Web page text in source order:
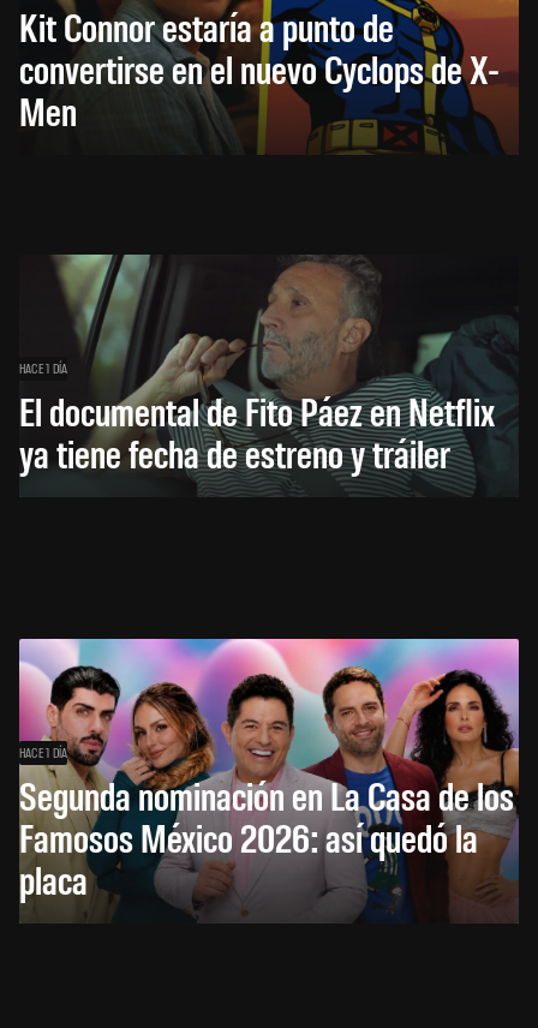
Kit Connor estaría a punto de
convertirse en el nuevo Cyclops de X-
Men
HACE 1 DÍA
El documental de Fito Páez en Netflix
ya tiene fecha de estreno y tráiler
HACE 1 DÍA
Segunda nominación en La Casa de los
Famosos México 2026: así quedó la
placa